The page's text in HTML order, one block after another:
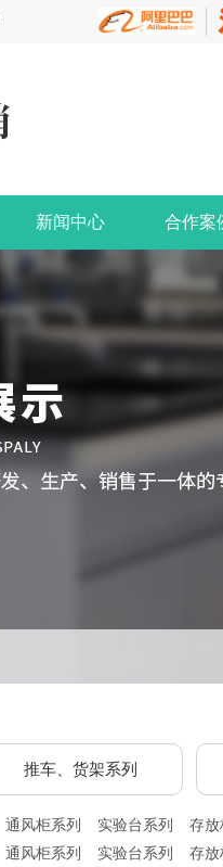
新闻中心 合作案
推车、货架系列
通风柜系列 实验台系列 存放
通风柜系列 实验台系列 存放